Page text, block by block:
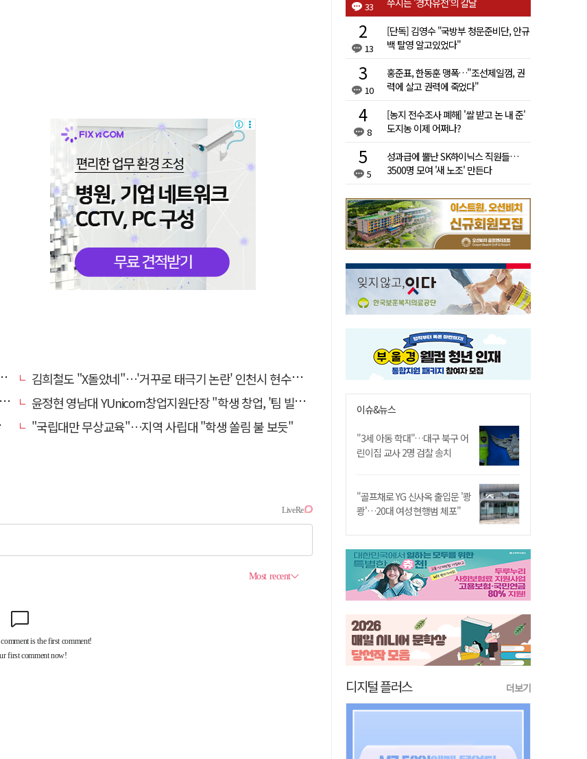
김희철도 "X돌았네"…'거꾸로 태극기 논란' 인천시 현수막, 이틀 만에 철거
윤정현 영남대 YUnicorn창업지원단장 "학생 창업, '팀 빌딩'이 제일 중요"
"국립대만 무상교육"…지역 사립대 "학생 쏠림 불 보듯"
33
쑤시는 '경자유전'의 칼날
13
[단독] 김영수 "국방부 청문준비단, 안규
백 탈영 알고있었다"
10
홍준표, 한동훈 맹폭…"조선제일껌, 권
력에 살고 권력에 죽었다"
8
[농지 전수조사 폐해] '쌀 받고 논 내 준'
도지농 이제 어쩌나?
5
성과급에 뿔난 SK하이닉스 직원들…
3500명 모여 '새 노조' 만든다
이슈&뉴스
"3세 아동 학대"…대구 북구 어
린이집 교사 2명 검찰 송치
"골프채로 YG 신사옥 출입문 '쾅
쾅'…20대 여성 현행범 체포"
디지털 플러스 더보기